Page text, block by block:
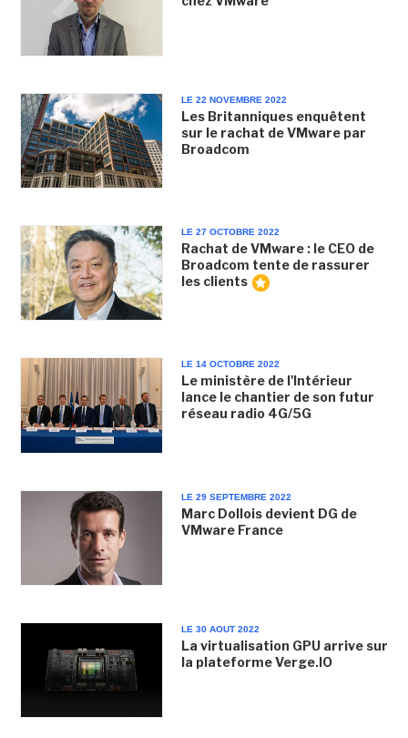
LE 22 NOVEMBRE 2022
Les Britanniques enquêtent
sur le rachat de VMware par
Broadcom
LE 27 OCTOBRE 2022
Rachat de VMware : le CEO de
Broadcom tente de rassurer
les clients
LE 14 OCTOBRE 2022
Le ministère de l'Intérieur
lance le chantier de son futur
réseau radio 4G/5G
LE 29 SEPTEMBRE 2022
Marc Dollois devient DG de
VMware France
LE 30 AOUT 2022
La virtualisation GPU arrive sur
la plateforme Verge.IO